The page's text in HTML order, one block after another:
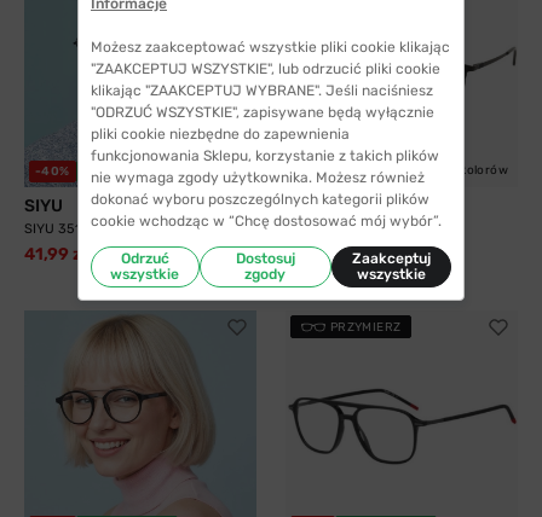
-40% WYSYŁKA 24H 2 kolory
SIYU
SIYU 35117 C9
41,99 zł 69,99 zł
WYSYŁKA 24H 5 kolorów
Solano
Solano 10204 B z nakładką
przeciwsłoneczną z...
299,99 zł
PRZYMIERZ
Możesz zaakceptować wszystkie pliki cookie klikając
"ZAAKCEPTUJ WSZYSTKIE", lub odrzucić pliki cookie
klikając "ZAAKCEPTUJ WYBRANE". Jeśli naciśniesz
"ODRZUĆ WSZYSTKIE", zapisywane będą wyłącznie
pliki cookie niezbędne do zapewnienia
funkcjonowania Sklepu, korzystanie z takich plików
nie wymaga zgody użytkownika. Możesz również
dokonać wyboru poszczególnych kategorii plików
cookie wchodząc w “Chcę dostosować mój wybór”.
Odrzuć
wszystkie
Dostosuj
zgody
Zaakceptuj
wszystkie